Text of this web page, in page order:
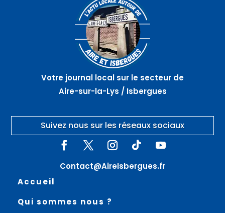
Atelier
pour
devenir
un vrai
Morin –
THEROUANNE
Une
randonnée
–
BELLINGHEM
Votre journal local sur le secteur de
Aire-sur-la-Lys / Isbergues
Suivez nous sur les réseaux sociaux
Contact@AireIsbergues.fr
Accueil
Qui sommes nous ?